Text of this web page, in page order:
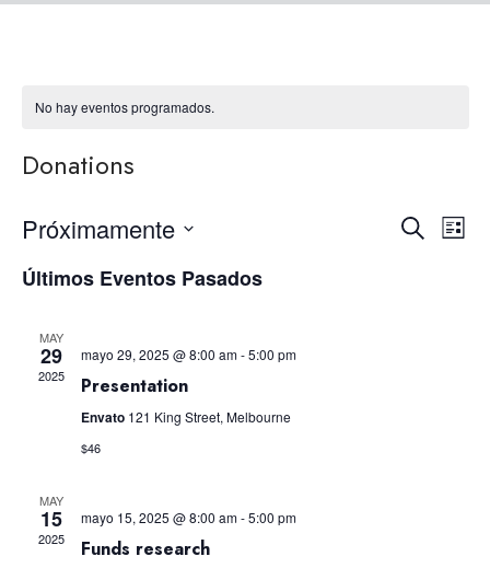
No hay eventos programados.
Donations
BuscarLista
Próximamente
fecha.
Últimos Eventos Pasados
MAY
29
2025
mayo 29, 2025 @ 8:00 am-5:00 pm
Presentation
Envato 121 King Street, Melbourne
$46
MAY
15
2025
mayo 15, 2025 @ 8:00 am-5:00 pm
Funds research